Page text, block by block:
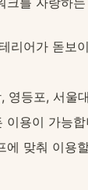
리어가 돋보
영등포, 서울
이용이 가능합
에 맞춰 이용